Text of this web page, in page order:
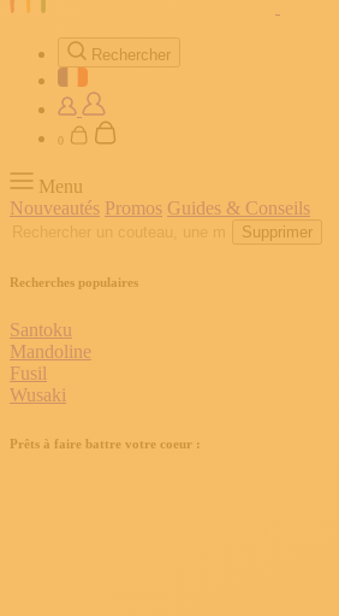
Rechercher
0
Menu
Nouveautés Promos Guides & Conseils
Supprimer
Recherches populaires
Santoku
Mandoline
Fusil
Wusaki
Prêts à faire battre votre coeur :